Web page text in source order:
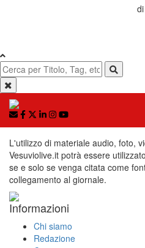
di
L'utilizzo di materiale audio, foto,
Vesuviolive.it potrà essere
se e solo se venga citata come
collegamento al giornale.
Informazioni
Chi siamo
Redazione